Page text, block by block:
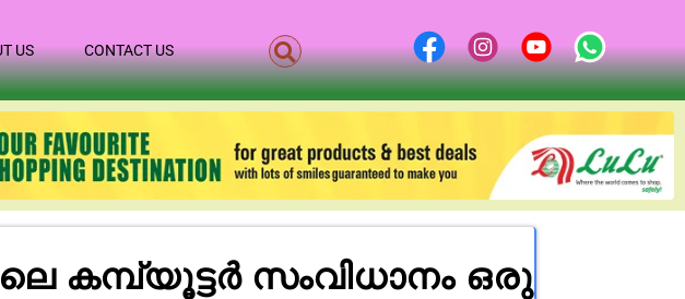
US CONTACT US
കമ്പ്യൂട്ടർ സംവിധാനം ഒരു